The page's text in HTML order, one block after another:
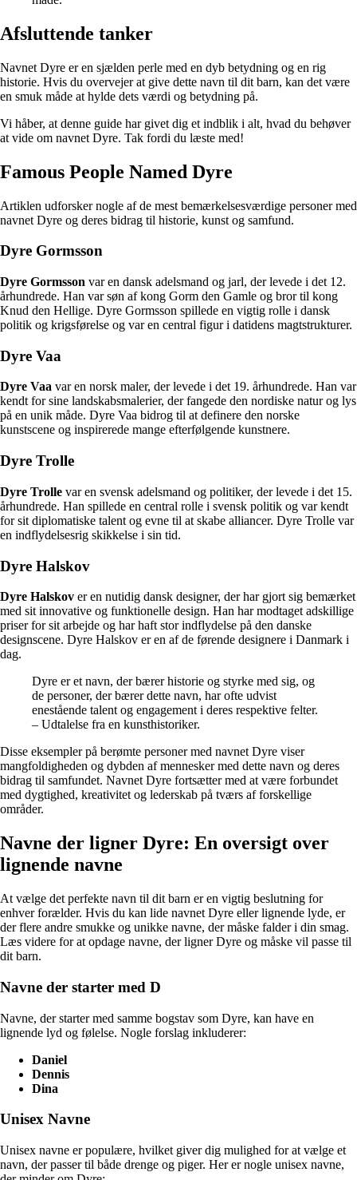
Afsluttende tanker
Navnet Dyre er en sjælden perle med en dyb betydning og en rig
historie. Hvis du overvejer at give dette navn til dit barn, kan det være
en smuk måde at hylde dets værdi og betydning på.
Vi håber, at denne guide har givet dig et indblik i alt, hvad du behøver
at vide om navnet Dyre. Tak fordi du læste med!
Famous People Named Dyre
Artiklen udforsker nogle af de mest bemærkelsesværdige personer med
navnet Dyre og deres bidrag til historie, kunst og samfund.
Dyre Gormsson
Dyre Gormsson var en dansk adelsmand og jarl, der levede i det 12.
århundrede. Han var søn af kong Gorm den Gamle og bror til kong
Knud den Hellige. Dyre Gormsson spillede en vigtig rolle i dansk
politik og krigsførelse og var en central figur i datidens magtstrukturer.
Dyre Vaa
Dyre Vaa var en norsk maler, der levede i det 19. århundrede. Han var
kendt for sine landskabsmalerier, der fangede den nordiske natur og lys
på en unik måde. Dyre Vaa bidrog til at definere den norske
kunstscene og inspirerede mange efterfølgende kunstnere.
Dyre Trolle
Dyre Trolle var en svensk adelsmand og politiker, der levede i det 15.
århundrede. Han spillede en central rolle i svensk politik og var kendt
for sit diplomatiske talent og evne til at skabe alliancer. Dyre Trolle var
en indflydelsesrig skikkelse i sin tid.
Dyre Halskov
Dyre Halskov er en nutidig dansk designer, der har gjort sig bemærket
med sit innovative og funktionelle design. Han har modtaget adskillige
priser for sit arbejde og har haft stor indflydelse på den danske
designscene. Dyre Halskov er en af de førende designere i Danmark i
dag.
Dyre er et navn, der bærer historie og styrke med sig, og
de personer, der bærer dette navn, har ofte udvist
enestående talent og engagement i deres respektive felter.
– Udtalelse fra en kunsthistoriker.
Disse eksempler på berømte personer med navnet Dyre viser
mangfoldigheden og dybden af ​​mennesker med dette navn og deres
bidrag til samfundet. Navnet Dyre fortsætter med at være forbundet
med dygtighed, kreativitet og lederskab på tværs af forskellige
områder.
Navne der ligner Dyre: En oversigt over
lignende navne
At vælge det perfekte navn til dit barn er en vigtig beslutning for
enhver forælder. Hvis du kan lide navnet Dyre eller lignende lyde, er
der flere andre smukke og unikke navne, der måske falder i din smag.
Læs videre for at opdage navne, der ligner Dyre og måske vil passe til
dit barn.
Navne der starter med D
Navne, der starter med samme bogstav som Dyre, kan have en
lignende lyd og følelse. Nogle forslag inkluderer:
Daniel
Dennis
Dina
Unisex Navne
Unisex navne er populære, hvilket giver dig mulighed for at vælge et
navn, der passer til både drenge og piger. Her er nogle unisex navne,